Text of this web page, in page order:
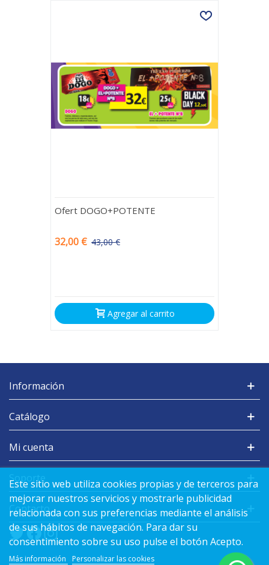
Ofert DOGO+POTENTE
32,00 € 43,00 €
Agregar al carrito
Este sitio web utiliza cookies propias y de terceros para
mejorar nuestros servicios y mostrarle publicidad
relacionada con sus preferencias mediante el análisis
de sus hábitos de navegación. Para dar su
consentimiento sobre su uso pulse el botón Acepto.
Más información Personalizar las cookies
Información
Catálogo
Mi cuenta
Soporte
Contacto